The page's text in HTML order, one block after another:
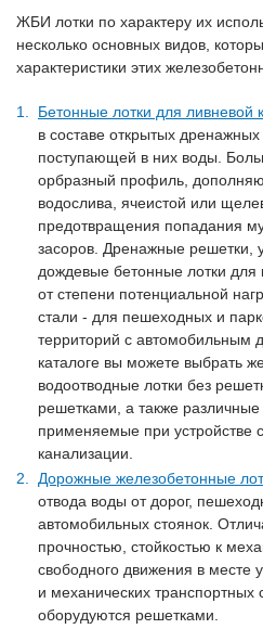
ЖБИ лотки по характеру их
несколько основных видов,
характеристики этих
Бетонные лотки для ливневой
в составе открытых
поступающей в них воды.
орбразный профиль,
водослива, ячеистой или
предотвращения попадания
засоров. Дренажные решетки,
дождевые бетонные лотки для
от степени потенциальной
стали - для пешеходных и
территорий с
каталоге вы можете выбрать
водоотводные лотки без
решетками, а также различные
применяемые при устройстве
канализации.
Дорожные железобетонные
отвода воды от дорог,
автомобильных стоянок.
прочностью, стойкостью к
свободного движения в месте
и механических транспортных
оборудуются решетками.